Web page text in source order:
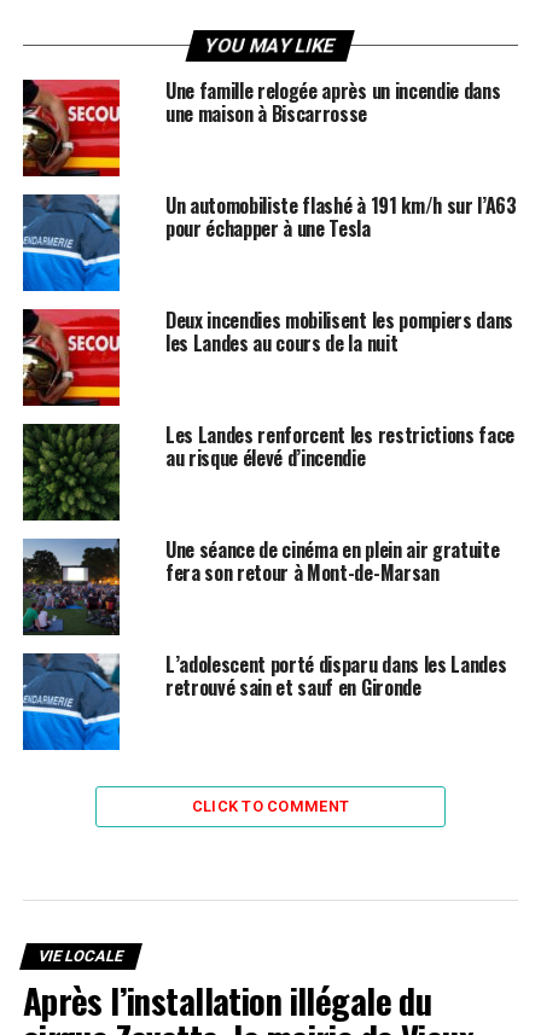
YOU MAY LIKE
Une famille relogée après un incendie dans
une maison à Biscarrosse
Un automobiliste flashé à 191 km/h sur l’A63
pour échapper à une Tesla
Deux incendies mobilisent les pompiers dans
les Landes au cours de la nuit
Les Landes renforcent les restrictions face
au risque élevé d’incendie
Une séance de cinéma en plein air gratuite
fera son retour à Mont-de-Marsan
L’adolescent porté disparu dans les Landes
retrouvé sain et sauf en Gironde
CLICK TO COMMENT
VIE LOCALE
Après l’installation illégale du